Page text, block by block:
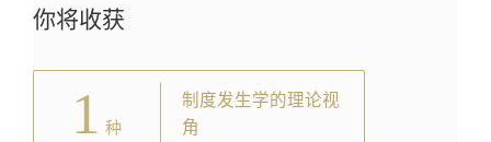
你将收获
1 种
制度发生学的理论视
角